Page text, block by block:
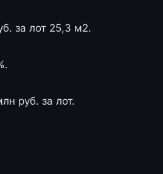
за лот 25,3 м2.
руб. за лот.